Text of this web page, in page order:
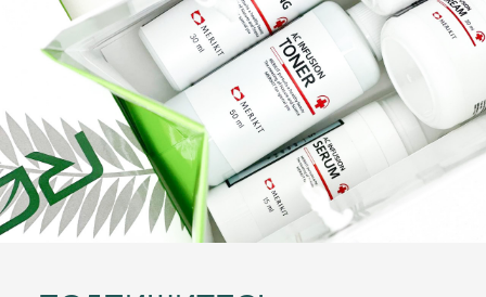
Доставка и оплата
Партнерам
О нас
Бренды
Декларация
Наши контакты
+7 (958) 577-41-05
+7 (977) 190-62-05 - WhatsApp